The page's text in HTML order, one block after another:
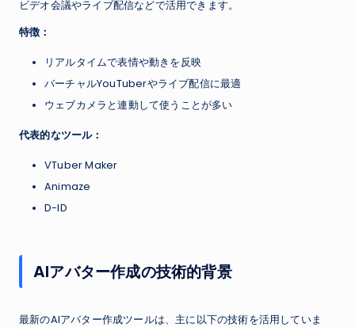
ビデオ会議やライブ配信などで活用できます。
特徴：
リアルタイムで表情や動きを反映
バーチャルYouTuberやライブ配信に最適
ウェブカメラと連動して使うことが多い
代表的なツール：
VTuber Maker
Animaze
D-ID
AIアバター作成の技術的背景
最新のAIアバター作成ツールは、主に以下の技術を活用していま